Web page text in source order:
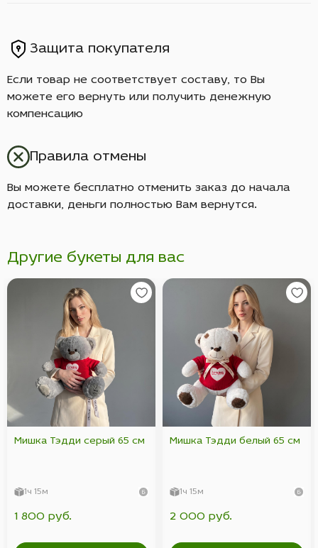
Защита покупателя
Если товар не соответствует составу, то Вы
можете его вернуть или получить денежную
компенсацию
Правила отмены
Вы можете бесплатно отменить заказ до начала
доставки, деньги полностью Вам вернутся.
Другие букеты для вас
Мишка Тэдди серый 65 см
1ч 15м
1 800 руб.
Мишка Тэдди белый 65 см
1ч 15м
2 000 руб.